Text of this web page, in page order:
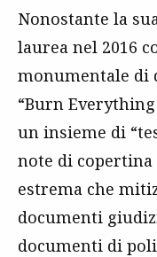
Nonostante la
laurea nel 2016
monumentale di
“Burn
un insieme di
note di
estrema che
documenti
documenti di